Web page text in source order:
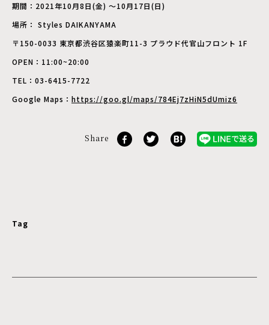
期間：2021年10月8日(金) ～10月17日(日)
場所： Styles DAIKANYAMA
〒150-0033 東京都渋谷区猿楽町11-3 プラウド代官山フロント 1F
OPEN：11:00~20:00
TEL：03-6415-7722
Google Maps： https://goo.gl/maps/784Ej7zHiN5dUmiz6
Share
Tag